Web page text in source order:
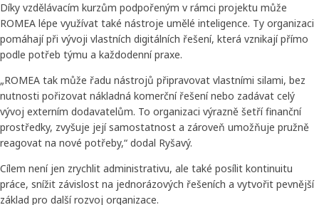
Díky vzdělávacím kurzům podpořeným v rámci projektu může
ROMEA lépe využívat také nástroje umělé inteligence. Ty organizaci
pomáhají při vývoji vlastních digitálních řešení, která vznikají přímo
podle potřeb týmu a každodenní praxe.
„ROMEA tak může řadu nástrojů připravovat vlastními silami, bez
nutnosti pořizovat nákladná komerční řešení nebo zadávat celý
vývoj externím dodavatelům. To organizaci výrazně šetří finanční
prostředky, zvyšuje její samostatnost a zároveň umožňuje pružně
reagovat na nové potřeby,“ dodal Ryšavý.
Cílem není jen zrychlit administrativu, ale také posílit kontinuitu
práce, snížit závislost na jednorázových řešeních a vytvořit pevnější
základ pro další rozvoj organizace.